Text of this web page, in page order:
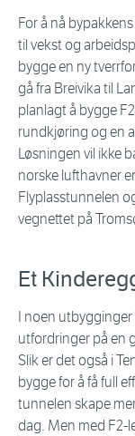
For å nå
til vekst og
bygge en ny
gå fra Breivika til
planlagt å bygge
rundkjøring og en
Løsningen vil ikke
norske lufthavner
Flyplasstunnelen
vegnettet på
Et
I noen
utfordringer på en
Slik er det også i
bygge for å få full
tunnelen skape
dag. Men med F2-